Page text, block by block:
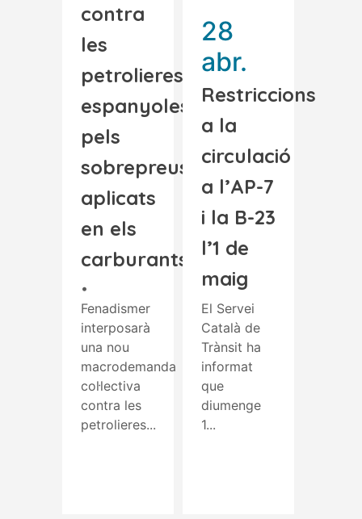
contra
les
petrolieres
espanyoles
pels
sobrepreus
aplicats
en els
carburants
•
Fenadismer
interposarà
una nou
macrodemanda
col·lectiva
contra les
petrolieres...
28
abr.
Restriccions
a la
circulació
a l’AP-7
i la B-23
l’1 de
maig
El Servei
Català de
Trànsit ha
informat
que
diumenge
1...